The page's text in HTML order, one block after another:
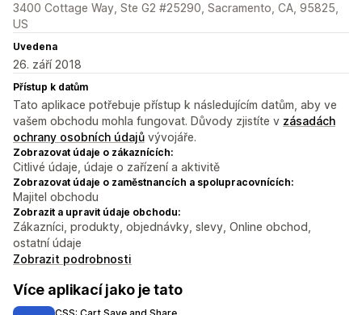
3400 Cottage Way, Ste G2 #25290, Sacramento, CA, 95825,
US
Uvedena
26. září 2018
Přístup k datům
Tato aplikace potřebuje přístup k následujícím datům, aby ve
vašem obchodu mohla fungovat. Důvody zjistíte v zásadách
ochrany osobních údajů vývojáře.
Zobrazovat údaje o zákaznících:
Citlivé údaje, údaje o zařízení a aktivitě
Zobrazovat údaje o zaměstnancích a spolupracovnících:
Majitel obchodu
Zobrazit a upravit údaje obchodu:
Zákazníci, produkty, objednávky, slevy, Online obchod,
ostatní údaje
Zobrazit podrobnosti
Více aplikací jako je tato